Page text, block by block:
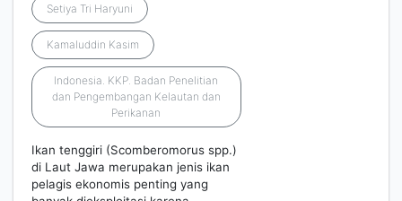
Setiya Tri Haryuni
Kamaluddin Kasim
Indonesia. KKP. Badan Penelitian
dan Pengembangan Kelautan dan
Perikanan
Ikan tenggiri (Scomberomorus spp.)
di Laut Jawa merupakan jenis ikan
pelagis ekonomis penting yang